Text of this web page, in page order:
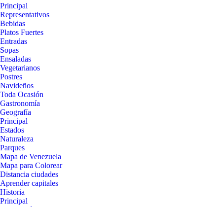
Principal
Representativos
Bebidas
Platos Fuertes
Entradas
Sopas
Ensaladas
Vegetarianos
Postres
Navideños
Toda Ocasión
Gastronomía
Geografía
Principal
Estados
Naturaleza
Parques
Mapa de Venezuela
Mapa para Colorear
Distancia ciudades
Aprender capitales
Historia
Principal